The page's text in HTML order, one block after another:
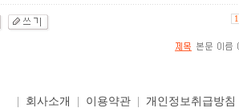
1
회사소개 이용약관| 개인정보취급방침